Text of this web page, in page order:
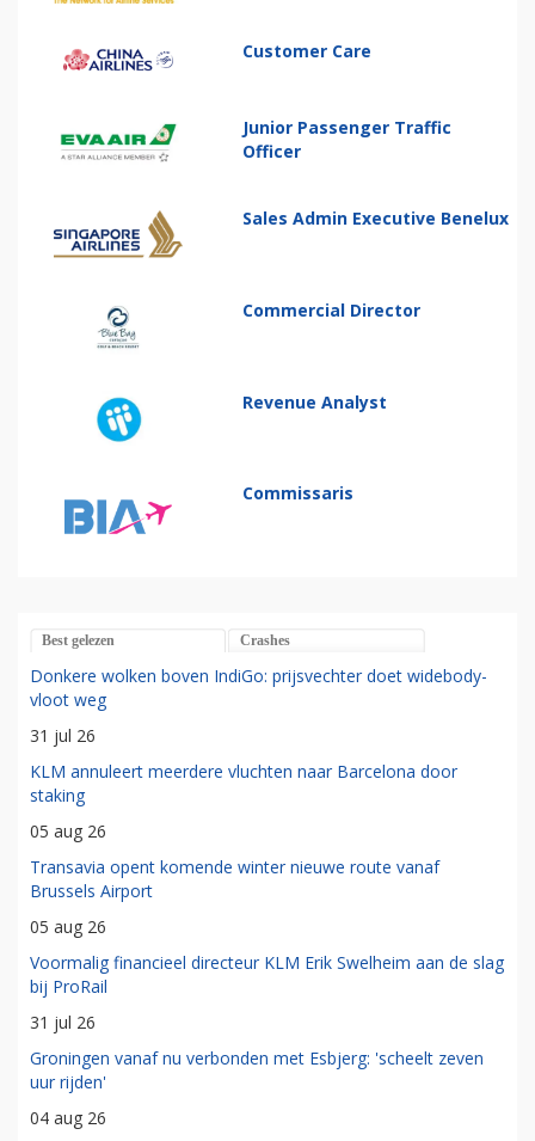
Customer Care
Junior Passenger Traffic
Officer
Sales Admin Executive Benelux
Commercial Director
Revenue Analyst
Commissaris
Best gelezen Crashes
Donkere wolken boven IndiGo: prijsvechter doet widebody-
vloot weg
31 jul 26
KLM annuleert meerdere vluchten naar Barcelona door
staking
05 aug 26
Transavia opent komende winter nieuwe route vanaf
Brussels Airport
05 aug 26
Voormalig financieel directeur KLM Erik Swelheim aan de slag
bij ProRail
31 jul 26
Groningen vanaf nu verbonden met Esbjerg: 'scheelt zeven
uur rijden'
04 aug 26